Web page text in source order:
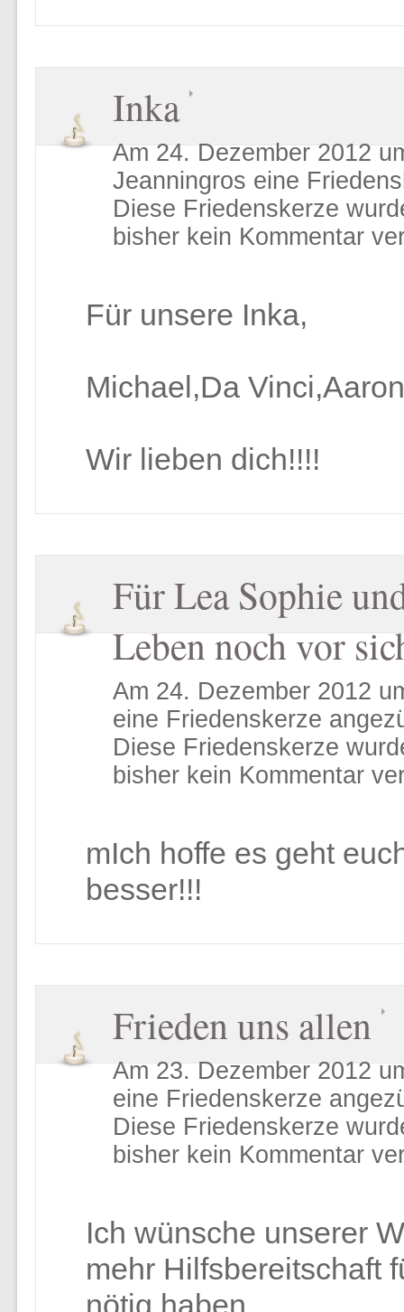
Inka
Am 24. Dezember 2012
Jeanningros eine
Diese Friedenskerze
bisher kein Kommentar
Für unsere Inka,
Michael,Da
Wir lieben dich!!!!
Für Lea Sophie
Leben noch vor
Am 24. Dezember 2012
eine Friedenskerze
Diese Friedenskerze
bisher kein Kommentar
mIch hoffe es geht
besser!!!
Frieden uns allen
Am 23. Dezember 2012
eine Friedenskerze
Diese Friedenskerze
bisher kein Kommentar
Ich wünsche unserer
mehr Hilfsbereitschaft
nötig haben